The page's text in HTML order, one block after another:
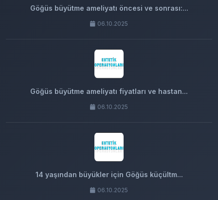
Göğüs büyütme ameliyatı öncesi ve sonrası:...
06.10.2025
Göğüs büyütme ameliyatı fiyatları ve hastan...
06.10.2025
14 yaşından büyükler için Göğüs küçültm...
06.10.2025